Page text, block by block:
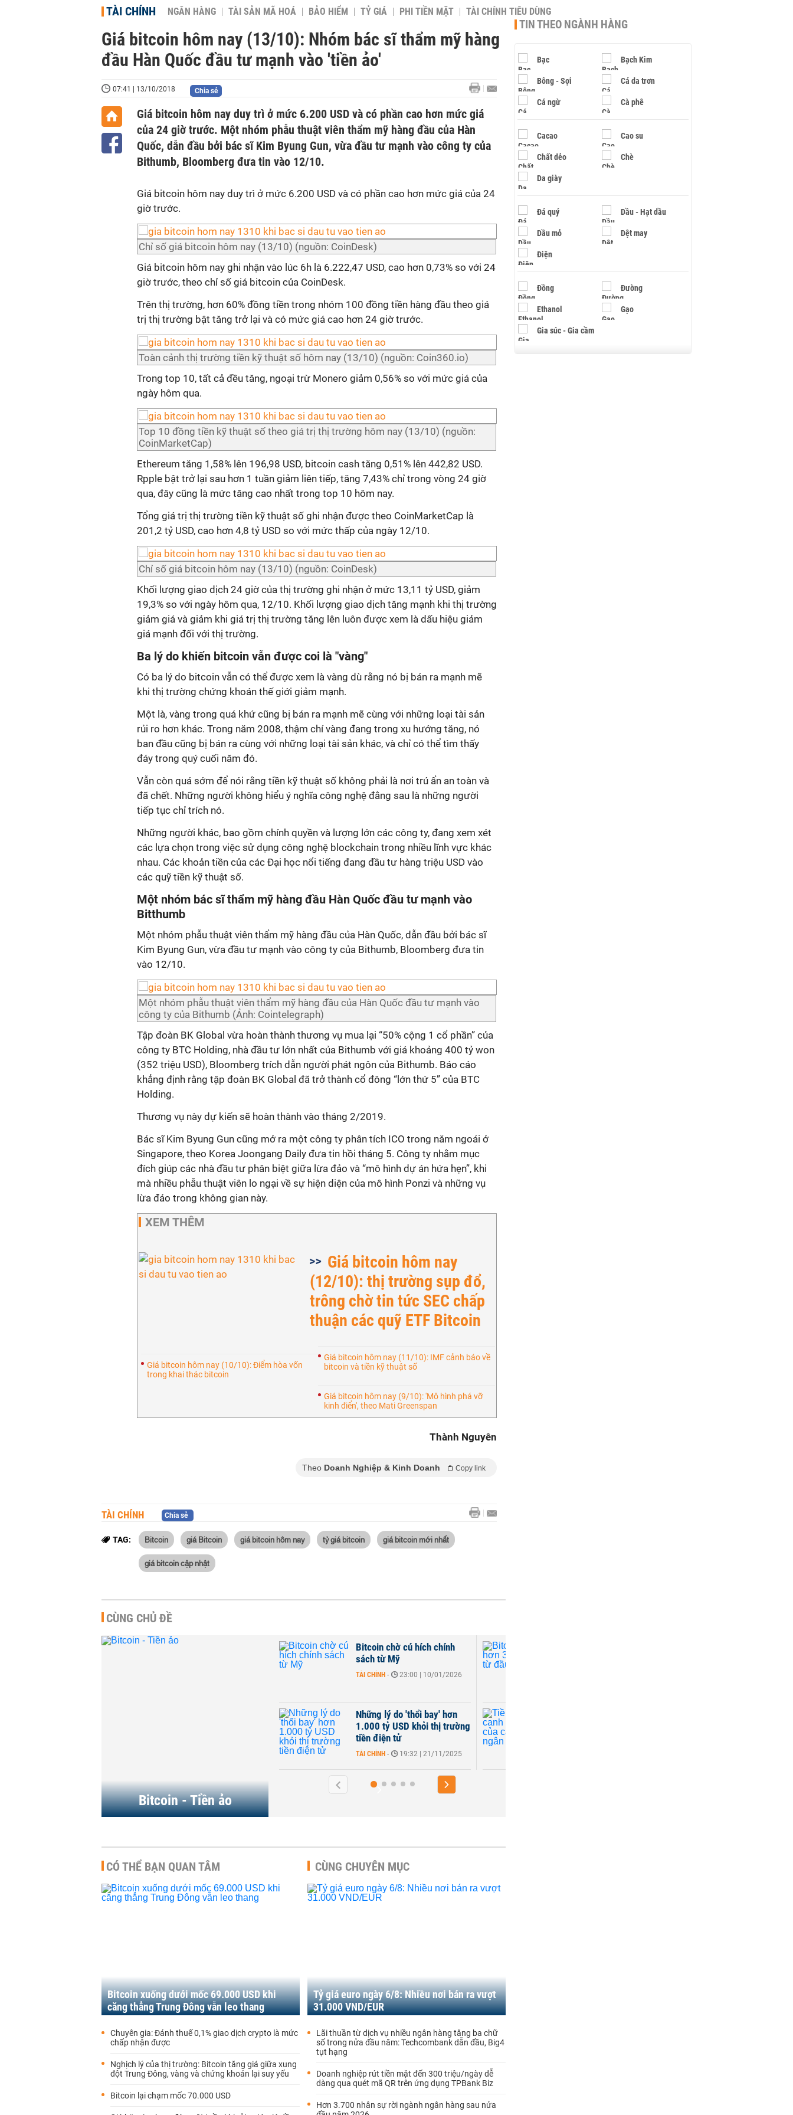
TÀI CHÍNH NGÂN HÀNG TÀI SẢN MÃ HOÁ BẢO HIỂM TỶ GIÁ PHI TIỀN MẶT TÀI CHÍNH TIÊU DÙNG
Giá bitcoin hôm nay (13/10): Nhóm bác sĩ thẩm mỹ hàng
đầu Hàn Quốc đầu tư mạnh vào 'tiền ảo'
07:41 | 13/10/2018 Chia sẻ
Giá bitcoin hôm nay duy trì ở mức 6.200 USD và có phần cao hơn mức giá
của 24 giờ trước. Một nhóm phẫu thuật viên thẩm mỹ hàng đầu của Hàn
Quốc, dẫn đầu bởi bác sĩ Kim Byung Gun, vừa đầu tư mạnh vào công ty của
Bithumb, Bloomberg đưa tin vào 12/10.
Giá bitcoin hôm nay duy trì ở mức 6.200 USD và có phần cao hơn mức giá của 24
giờ trước.
Chỉ số giá bitcoin hôm nay (13/10) (nguồn: CoinDesk)
Giá bitcoin hôm nay ghi nhận vào lúc 6h là 6.222,47 USD, cao hơn 0,73% so với 24
giờ trước, theo chỉ số giá bitcoin của CoinDesk.
Trên thị trường, hơn 60% đồng tiền trong nhóm 100 đồng tiền hàng đầu theo giá
trị thị trường bật tăng trở lại và có mức giá cao hơn 24 giờ trước.
Toàn cảnh thị trường tiền kỹ thuật số hôm nay (13/10) (nguồn: Coin360.io)
Trong top 10, tất cả đều tăng, ngoại trừ Monero giảm 0,56% so với mức giá của
ngày hôm qua.
Top 10 đồng tiền kỹ thuật số theo giá trị thị trường hôm nay (13/10) (nguồn:
CoinMarketCap)
Ethereum tăng 1,58% lên 196,98 USD, bitcoin cash tăng 0,51% lên 442,82 USD.
Rpple bật trở lại sau hơn 1 tuần giảm liên tiếp, tăng 7,43% chỉ trong vòng 24 giờ
qua, đây cũng là mức tăng cao nhất trong top 10 hôm nay.
Tổng giá trị thị trường tiền kỹ thuật số ghi nhận được theo CoinMarketCap là
201,2 tỷ USD, cao hơn 4,8 tỷ USD so với mức thấp của ngày 12/10.
Chỉ số giá bitcoin hôm nay (13/10) (nguồn: CoinDesk)
Khối lượng giao dịch 24 giờ của thị trường ghi nhận ở mức 13,11 tỷ USD, giảm
19,3% so với ngày hôm qua, 12/10. Khối lượng giao dịch tăng mạnh khi thị trường
giảm giá và giảm khi giá trị thị trường tăng lên luôn được xem là dấu hiệu giảm
giá mạnh đối với thị trường.
Ba lý do khiến bitcoin vẫn được coi là "vàng"
Có ba lý do bitcoin vẫn có thể được xem là vàng dù rằng nó bị bán ra mạnh mẽ
khi thị trường chứng khoán thế giới giảm mạnh.
Một là, vàng trong quá khứ cũng bị bán ra mạnh mẽ cùng với những loại tài sản
rủi ro hơn khác. Trong năm 2008, thậm chí vàng đang trong xu hướng tăng, nó
ban đầu cũng bị bán ra cùng với những loại tài sản khác, và chỉ có thể tìm thấy
đáy trong quý cuối năm đó.
Vẫn còn quá sớm để nói rằng tiền kỹ thuật số không phải là nơi trú ẩn an toàn và
đã chết. Những người không hiểu ý nghĩa công nghệ đằng sau là những người
tiếp tục chỉ trích nó.
Những người khác, bao gồm chính quyền và lượng lớn các công ty, đang xem xét
các lựa chọn trong việc sử dụng công nghệ blockchain trong nhiều lĩnh vực khác
nhau. Các khoản tiền của các Đại học nổi tiếng đang đầu tư hàng triệu USD vào
các quỹ tiền kỹ thuật số.
Một nhóm bác sĩ thẩm mỹ hàng đầu Hàn Quốc đầu tư mạnh vào
Bitthumb
Một nhóm phẫu thuật viên thẩm mỹ hàng đầu của Hàn Quốc, dẫn đầu bởi bác sĩ
Kim Byung Gun, vừa đầu tư mạnh vào công ty của Bithumb, Bloomberg đưa tin
vào 12/10.
Một nhóm phẫu thuật viên thẩm mỹ hàng đầu của Hàn Quốc đầu tư mạnh vào
công ty của Bithumb (Ảnh: Cointelegraph)
Tập đoàn BK Global vừa hoàn thành thương vụ mua lại “50% cộng 1 cổ phần” của
công ty BTC Holding, nhà đầu tư lớn nhất của Bithumb với giá khoảng 400 tỷ won
(352 triệu USD), Bloomberg trích dẫn người phát ngôn của Bithumb. Báo cáo
khẳng định rằng tập đoàn BK Global đã trở thành cổ đông “lớn thứ 5” của BTC
Holding.
Thương vụ này dự kiến sẽ hoàn thành vào tháng 2/2019.
Bác sĩ Kim Byung Gun cũng mở ra một công ty phân tích ICO trong năm ngoái ở
Singapore, theo Korea Joongang Daily đưa tin hồi tháng 5. Công ty nhằm mục
đích giúp các nhà đầu tư phân biệt giữa lừa đảo và “mô hình dự án hứa hẹn”, khi
mà nhiều phẫu thuật viên lo ngại về sự hiện diện của mô hình Ponzi và những vụ
lừa đảo trong không gian này.
XEM THÊM
Giá bitcoin hôm nay
(12/10): thị trường sụp đổ,
trông chờ tin tức SEC chấp
thuận các quỹ ETF Bitcoin
Giá bitcoin hôm nay (11/10): IMF cảnh báo về
bitcoin và tiền kỹ thuật số
Giá bitcoin hôm nay (10/10): Điểm hòa vốn
trong khai thác bitcoin
Giá bitcoin hôm nay (9/10): 'Mô hình phá vỡ
kinh điển', theo Mati Greenspan
Thành Nguyên
Theo Doanh Nghiệp & Kinh Doanh Copy link
TÀI CHÍNH Chia sẻ
TAG: Bitcoin giá Bitcoin giá bitcoin hôm nay tỷ giá bitcoin giá bitcoin mới nhất
giá bitcoin cập nhật
CÙNG CHỦ ĐỀ
Bitcoin - Tiền ảo
Bitcoin chờ cú hích chính
Những lý do 'thổi bay' hơn
1.000 tỷ USD khỏi thị trường
19:32 | 21/11/2025
Bitcoin giảm hơn 30% giá trị
TÀI CHÍNH - 21:49 | 17/11/2025
Tiền mã hóa - canh bạc mới
của các 'đại gia' ngân hàng
QUỐC TẾ - 23:12 | 15/08/2025
CÓ THỂ BẠN QUAN TÂM
Bitcoin xuống dưới mốc 69.000 USD khi
căng thẳng Trung Đông vẫn leo thang
Chuyên gia: Đánh thuế 0,1% giao dịch crypto là mức
chấp nhận được
Nghịch lý của thị trường: Bitcoin tăng giá giữa xung
đột Trung Đông, vàng và chứng khoán lại suy yếu
Bitcoin lại chạm mốc 70.000 USD
CÙNG CHUYÊN MỤC
Tỷ giá euro ngày 6/8: Nhiều nơi bán ra vượt
31.000 VND/EUR
Lãi thuần từ dịch vụ nhiều ngân hàng tăng ba chữ
số trong nửa đầu năm: Techcombank dẫn đầu, Big4
tụt hạng
Doanh nghiệp rút tiền mặt đến 300 triệu/ngày dễ
dàng qua quét mã QR trên ứng dụng TPBank Biz
Hơn 3.700 nhân sự rời ngành ngân hàng sau nửa
TIN THEO NGÀNH HÀNG
Bạc Bạch Kim
Bông - Sợi Cá da trơn
Cá ngừ Cà phê
Cacao Cao su
Chất dẻo Chè
Da giày
Đá quý Dầu - Hạt dầu
Dầu mỏ Dệt may
Điện
Đồng Đường
Ethanol Gạo
Gia súc - Gia cầm